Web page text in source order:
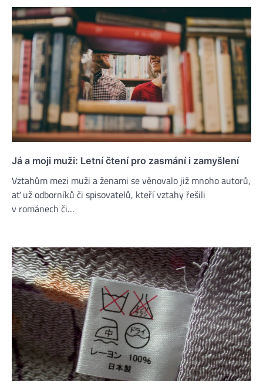
Já a moji muži: Letní čtení pro zasmání i zamyšlení
Vztahům mezi muži a ženami se věnovalo již mnoho autorů,
ať už odborníků či spisovatelů, kteří vztahy řešili
v románech či…